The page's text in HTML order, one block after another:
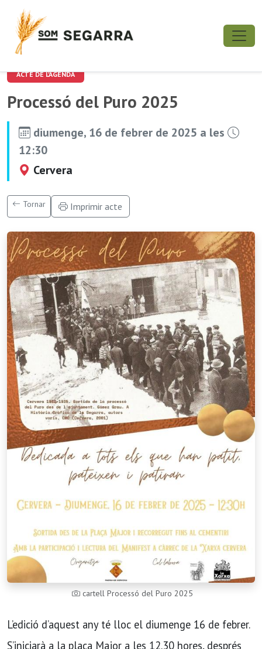
ACTE DE L'AGENDA
Processó del Puro 2025
diumenge, 16 de febrer de 2025 a les
12:30
Cervera
Tornar Imprimir acte
cartell Processó del Puro 2025
L’edició d’aquest any té lloc el diumenge 16 de febrer.
S’iniciarà a la plaça Major a les 12.30 hores, després